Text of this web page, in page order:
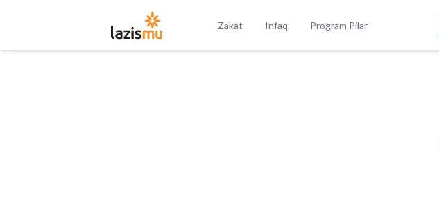
Zakat Infaq Program Pilar